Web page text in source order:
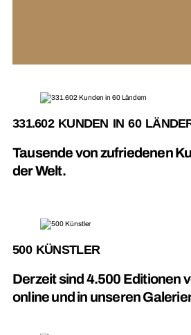
331.602 KUNDEN IN 60
Tausende von zufriedenen
der Welt.
500 KÜNSTLER
Derzeit sind 4.500 Editionen
online und in unseren